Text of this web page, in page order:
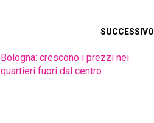
SUCCESSIVO
Bologna: crescono i prezzi nei
quartieri fuori dal centro